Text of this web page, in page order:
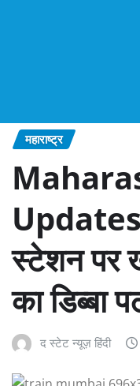
महाराष्‍ट्र
स्टेशन पर
का डिब्बा
द स्टेट न्यूज़ हिंदी